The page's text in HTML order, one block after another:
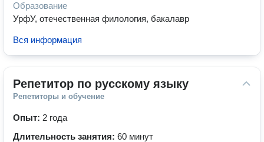
Образование
УрфУ, отечественная филология, бакалавр
Вся информация
Репетитор по русскому языку
Репетиторы и обучение
Опыт: 2 года
Длительность занятия: 60 минут